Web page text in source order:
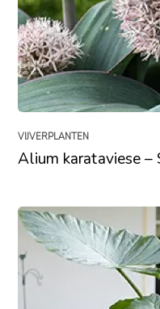
VIJVERPLANTEN
Alium karataviese –